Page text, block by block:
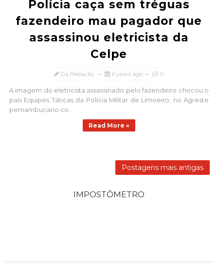
Polícia caça sem tréguas
fazendeiro mau pagador que
assassinou eletricista da
Celpe
Da Redação 6 years ago 0
A imagem do eletricista assassinado pelo fazendeiro chocou o
país Equipes Táticas da Polícia Militar de Limoeiro, no Agreste
pernambucano co...
Read More »
Postagens mais antigas
IMPOSTÔMETRO